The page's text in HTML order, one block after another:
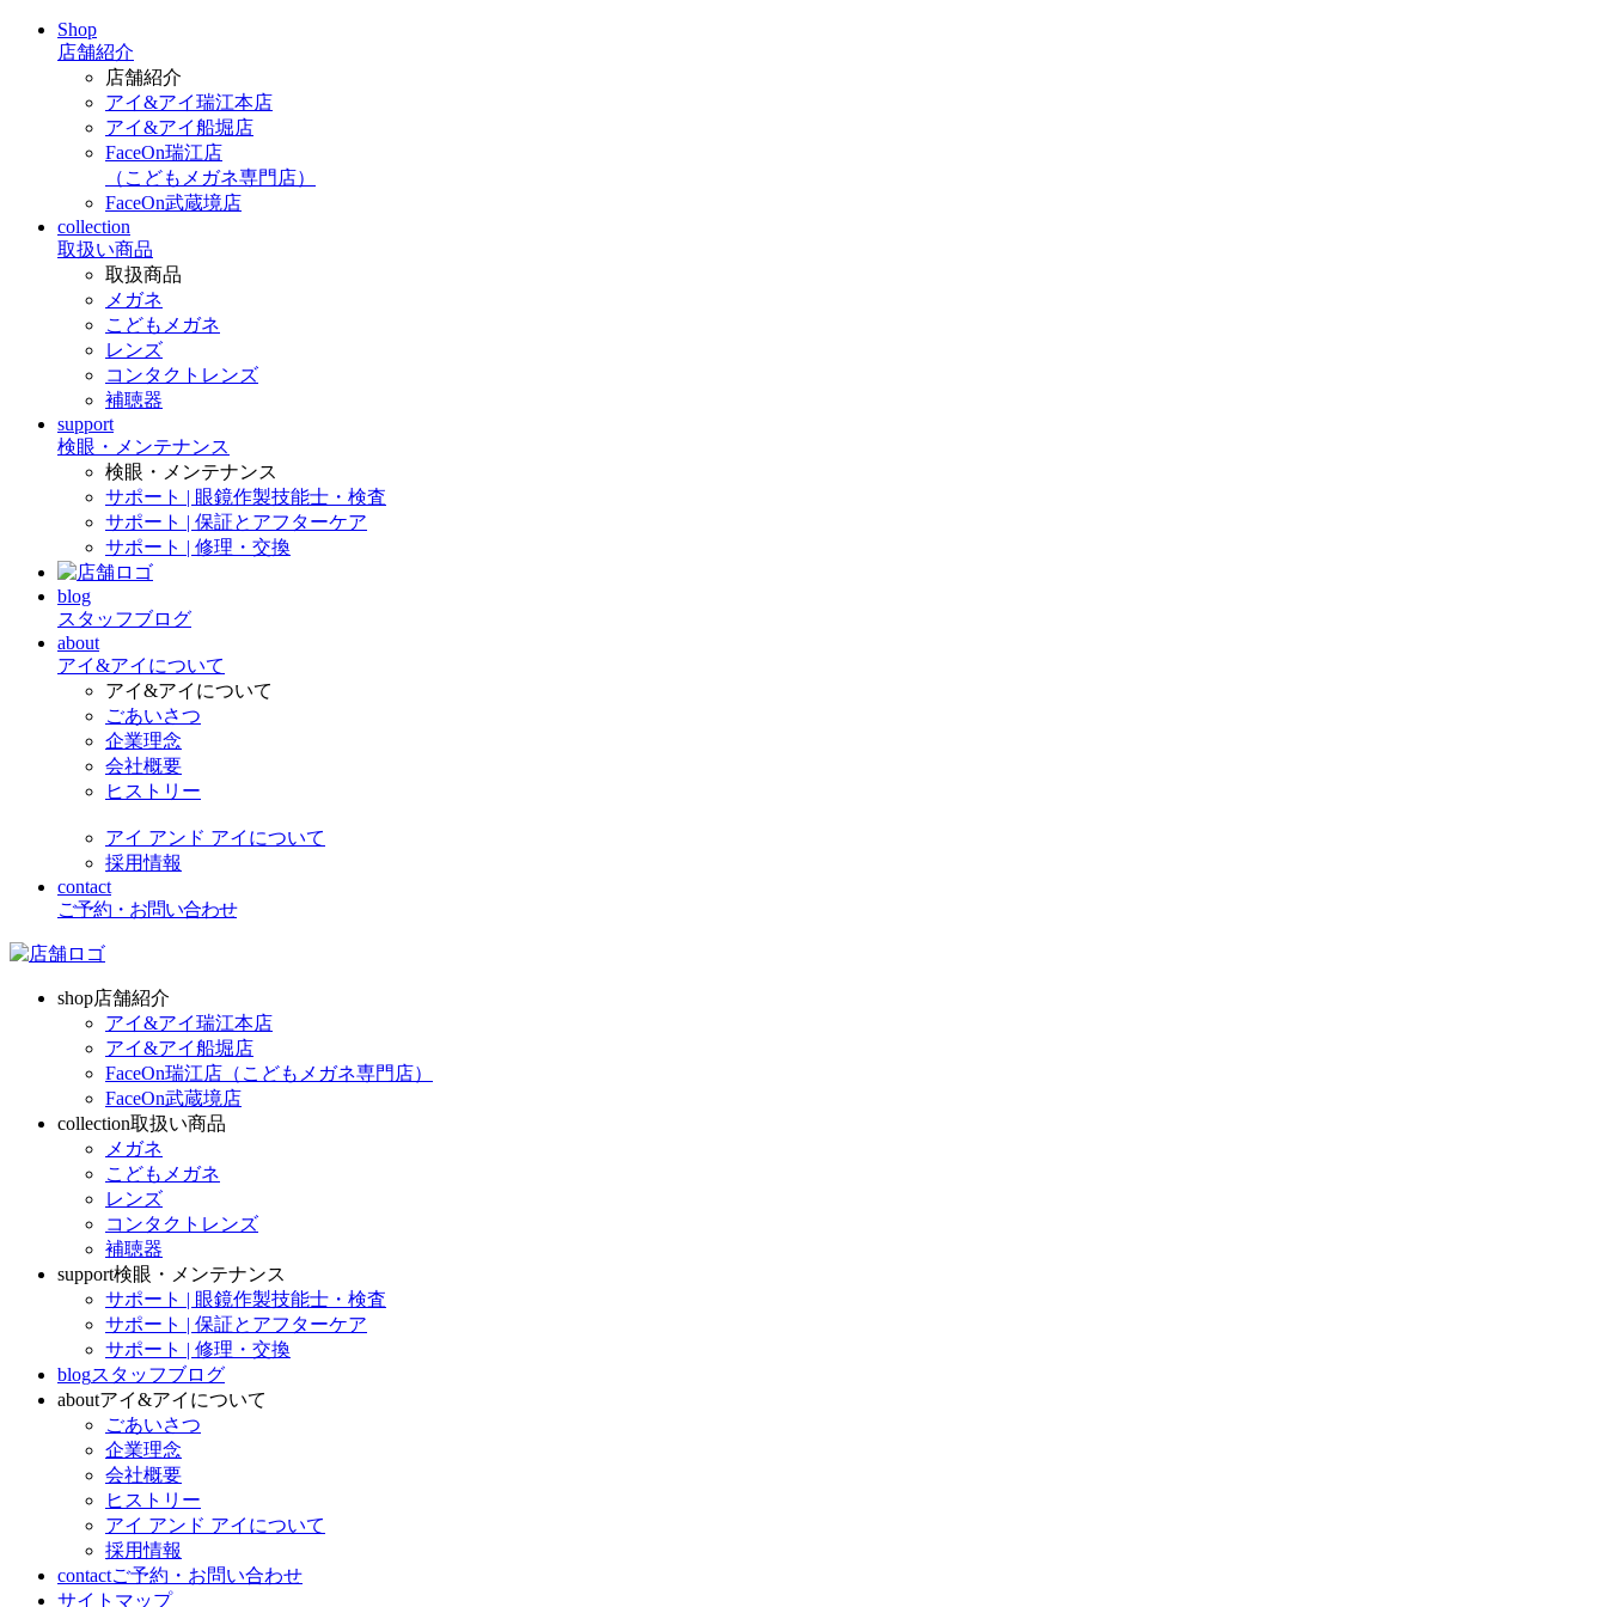
Shop
店舗紹介
店舗紹介
アイ&アイ瑞江本店
アイ&アイ船堀店
FaceOn瑞江店
（こどもメガネ専門店）
FaceOn武蔵境店
collection
取扱い商品
取扱商品
メガネ
こどもメガネ
レンズ
コンタクトレンズ
補聴器
support
検眼・メンテナンス
検眼・メンテナンス
サポート | 眼鏡作製技能士・検査
サポート | 保証とアフターケア
サポート | 修理・交換
blog
スタッフブログ
about
アイ&アイについて
アイ&アイについて
ごあいさつ
企業理念
会社概要
ヒストリー
アイ アンド アイについて
採用情報
contact
ご予約・お問い合わせ
shop店舗紹介
アイ&アイ瑞江本店
アイ&アイ船堀店
FaceOn瑞江店（こどもメガネ専門店）
FaceOn武蔵境店
collection取扱い商品
メガネ
こどもメガネ
レンズ
コンタクトレンズ
補聴器
support検眼・メンテナンス
サポート | 眼鏡作製技能士・検査
サポート | 保証とアフターケア
サポート | 修理・交換
blogスタッフブログ
aboutアイ&アイについて
ごあいさつ
企業理念
会社概要
ヒストリー
アイ アンド アイについて
採用情報
contactご予約・お問い合わせ
サイトマップ